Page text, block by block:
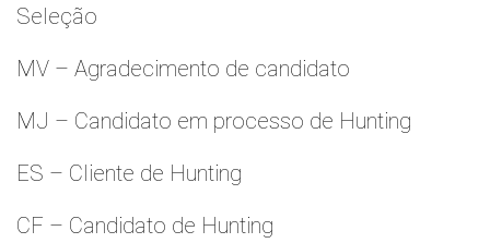
Seleção
MV – Agradecimento de candidato
MJ – Candidato em processo de Hunting
ES – Cliente de Hunting
CF – Candidato de Hunting